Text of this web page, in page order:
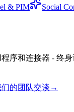
& PIM Social
序和连接器 - 终身
的团队交谈 →